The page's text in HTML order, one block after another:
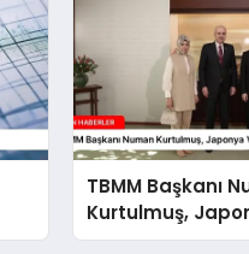
TBMM Başkanı
Kurtulmuş,
Prensi Akishino